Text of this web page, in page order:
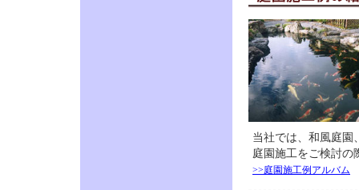
当社では、 和風庭園
庭園施工をご検討の
>>庭園施工例アルバム